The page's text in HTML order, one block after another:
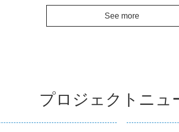
See more
プロジェクトニュ